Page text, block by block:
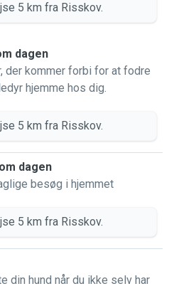
5 km fra Risskov.
dagen
der kommer forbi for at fodre
hjemme hos dig.
5 km fra Risskov.
dagen
besøg i hjemmet
5 km fra Risskov.
din hund når du ikke selv har